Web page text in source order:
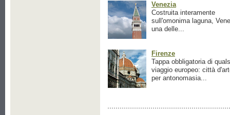
Venezia
Costruita interamente
sull'omonima laguna,
una delle...
Firenze
Tappa obbligatoria di
viaggio europeo: città
per antonomasia...